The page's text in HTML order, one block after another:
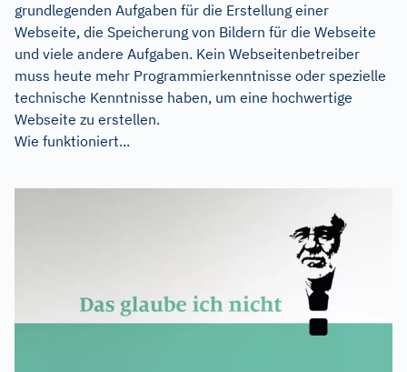
grundlegenden Aufgaben für die Erstellung einer
Webseite, die Speicherung von Bildern für die Webseite
und viele andere Aufgaben. Kein Webseitenbetreiber
muss heute mehr Programmierkenntnisse oder spezielle
technische Kenntnisse haben, um eine hochwertige
Webseite zu erstellen.
Wie funktioniert...